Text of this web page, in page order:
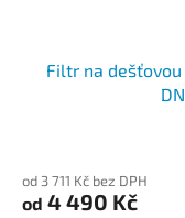
Filtr na
od 3 711 Kč bez DPH
od 4 490 Kč